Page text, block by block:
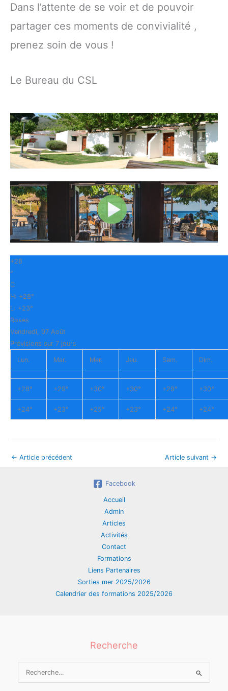
Dans l’attente de se voir et de pouvoir
partager ces moments de convivialité ,
prenez soin de vous !
Le Bureau du CSL
+28
°
C
H: +28°
L: +23°
Roses
Vendredi, 07 Août
Prévisions sur 7 jours
Lun. Mar. Mer. Jeu. Sam. Dim.
+28° +29° +30° +30° +29° +30°
+24° +23° +25° +23° +24° +24°
← Article précédent Article suivant →
Facebook
Accueil
Admin
Articles
Activités
Contact
Formations
Liens Partenaires
Sorties mer 2025/2026
Calendrier des formations 2025/2026
Recherche